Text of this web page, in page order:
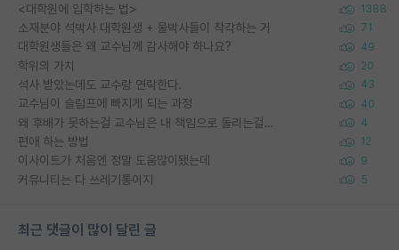
<대학원에 입학하는 법> 1388
소재분야 석박사 대학원생 + 물박사들이 착각하는 거 71
대학원생들은 왜 교수님께 감사해야 하나요? 49
학위의 가치 20
석사 받았는데도 교수랑 연락한다. 43
교수님이 슬럼프에 빠지게 되는 과정 40
왜 후배가 못하는걸 교수님은 내 책임으로 돌리는걸까요? 4
편애 하는 방법 12
이사이트가 처음엔 정말 도움많이됐는데 9
커뮤니티는 다 쓰레기통이지 5
최근 댓글이 많이 달린 글